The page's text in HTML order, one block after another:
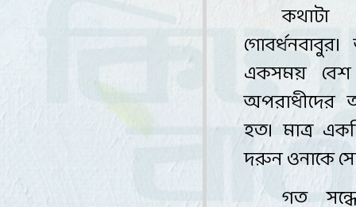
একসময়
অপরাধীদের
হত। মাত্র
দরুন ওনাকে
গত